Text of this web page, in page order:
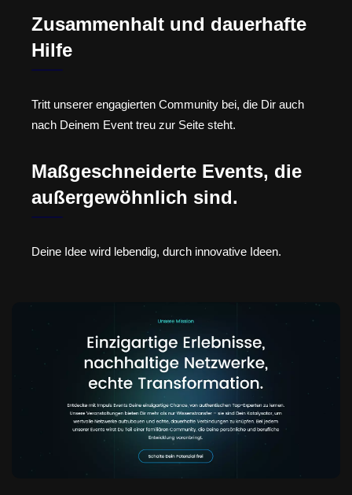
Zusammenhalt und dauerhafte
Hilfe
Tritt unserer engagierten Community bei, die Dir auch
nach Deinem Event treu zur Seite steht.
Maßgeschneiderte Events, die
außergewöhnlich sind.
Deine Idee wird lebendig, durch innovative Ideen.